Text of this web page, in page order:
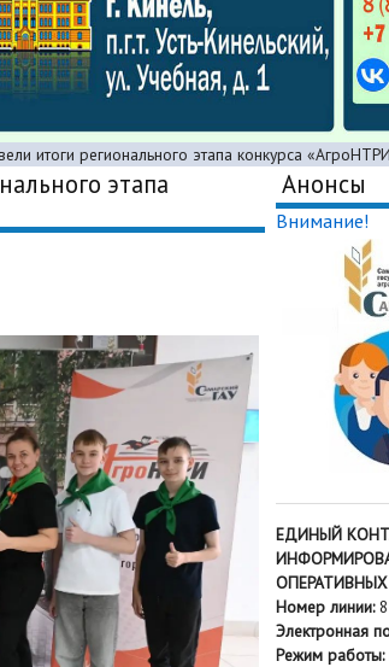
итоги регионального этапа конкурса
этапа Анонсы
Внимание!
ЕДИНЫЙ
Номер линии:8
Электронная
Режим работы: